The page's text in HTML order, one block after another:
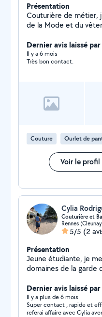
Présentation
Couturière de métier,
de la Mode et du
j'étudie toutes
pendant 5 ans chez
conservatoire de
domicile, ayant eu le
Dernier avis laissé
Il y a 6 mois
Très bon contact.
Couture Ourlet de
Voir le profil
Cylia
Couturière et
Rennes
5/5 (2
Présentation
Jeune étudiante, je
domaines de la garde
passionnée de
!!!
Dernier avis laissé
Il y a plus de 6 mois
Super contact , rapide et
referai affaire avec Cylia